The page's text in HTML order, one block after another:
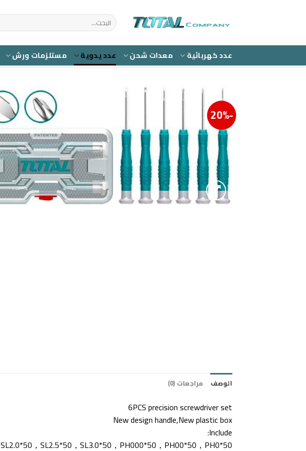
البحث
عن:
عدد كهربائية معدات شحن عدد يدوية مستلزمات ورش
-20%
الوصف مراجعات (0)
6PCS precision screwdriver set
New design handle,New plastic box
Include:
SL2.0*50，SL2.5*50，SL3.0*50，PH000*50，PH00*50，PH0*50